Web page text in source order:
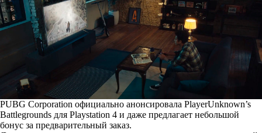
PUBG Corporation официально анонсировала PlayerUnknown’s
Battlegrounds для Playstation 4 и даже предлагает небольшой
бонус за предварительный заказ.